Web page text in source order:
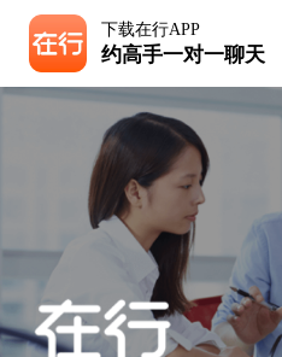
下载在行APP
约高手一对一聊天